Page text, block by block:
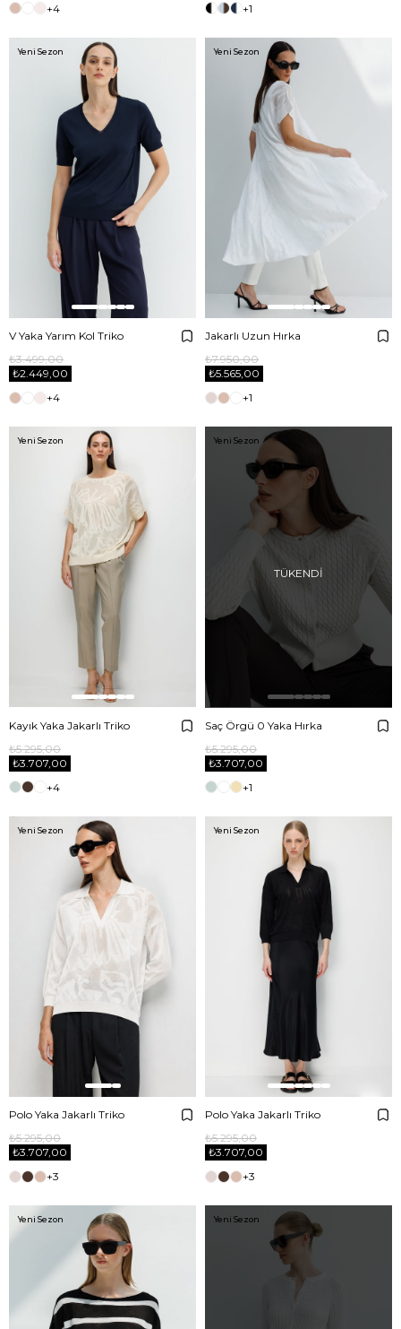
+4 +1
V Yaka Yarım Kol Triko
₺2.449,00
₺3.499,00
+4
Yeni Sezon
Jakarlı Uzun Hırka
₺5.565,00
₺7.950,00
+1
Yeni Sezon
Kayık Yaka Jakarlı Triko
₺3.707,00
₺5.295,00
+4
Yeni Sezon
TÜKENDI
Saç Örgü 0 Yaka Hırka
₺3.707,00
₺5.295,00
+1
Yeni Sezon
Polo Yaka Jakarlı Triko
₺3.707,00
₺5.295,00
+3
Yeni Sezon
Polo Yaka Jakarlı Triko
₺3.707,00
₺5.295,00
+3
Yeni Sezon
Yeni Sezon Yeni Sezon